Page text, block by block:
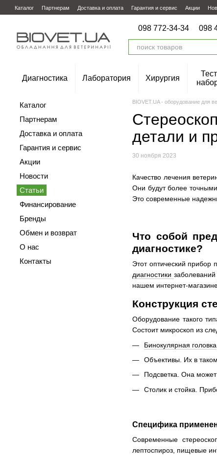
Перейти к основному контенту
Каталог Партнерам Доставка и оплата Гарантия и сервис Акции
098 772-34-34 098
Диагностика Лаборатория Хирургия
BIOVET.UA - оборудование для
детали и
30 ноября 2023
Качество лечения
Они будут более
Это современные
Что собой
диагностике?
Этот оптический прибор
диагностики
нашем интернет-
Конструкция
Оборудование такого
Состоит микроскоп из
Бинокулярная головка
Объективы. Их в
Подсветка. Она может
Столик и стойка.
Специфика
Современные
лептоспироз, пищевые
Каталог
Партнерам
Доставка и оплата
Гарантия и сервис
Акции
Новости
Статьи
Финансирование
Бренды
Обмен и возврат
О нас
Контакты